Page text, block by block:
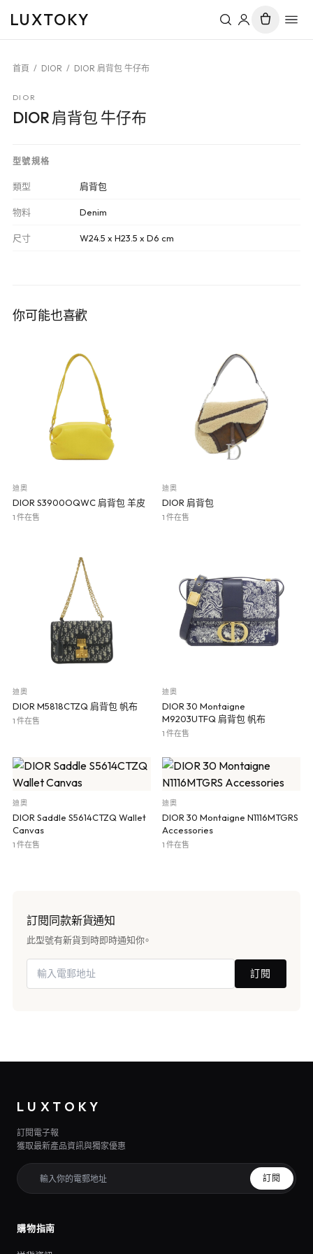
LUXTOKY
首頁 / DIOR / DIOR 肩背包 牛仔布
DIOR
DIOR 肩背包 牛仔布
型號規格
類型 肩背包
物料 Denim
尺寸 W24.5 x H23.5 x D6 cm
你可能也喜歡
迪奧
DIOR S3900OQWC 肩背包 羊皮
1 件在售
迪奧
DIOR 肩背包
1 件在售
迪奧
DIOR M5818CTZQ 肩背包 帆布
1 件在售
迪奧
DIOR 30 Montaigne
M9203UTFQ 肩背包 帆布
1 件在售
迪奧
DIOR Saddle S5614CTZQ Wallet
Canvas
1 件在售
迪奧
DIOR 30 Montaigne N1116MTGRS
Accessories
1 件在售
訂閱同款新貨通知
此型號有新貨到時即時通知你。
訂閱
LUXTOKY
訂閱電子報
獲取最新產品資訊與獨家優惠
訂閱
購物指南